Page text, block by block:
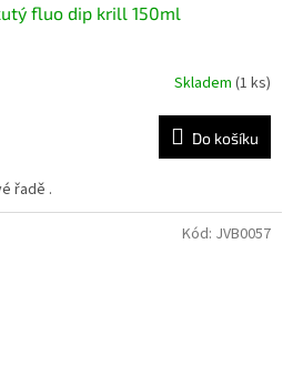
fluo dip krill 150ml
Skladem (1 ks)
Do košíku
řadě .
Kód: JVB0057